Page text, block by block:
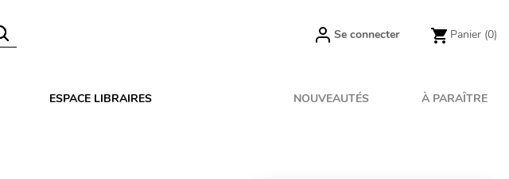
Se connecter Panier (0)
ESPACE LIBRAIRES NOUVEAUTÉS À PARAÎTRE